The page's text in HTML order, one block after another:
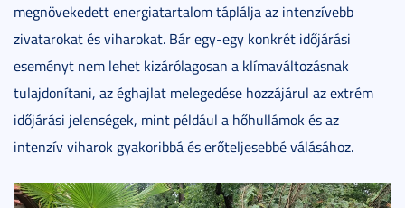
megnövekedett energiatartalom táplálja az intenzívebb
zivatarokat és viharokat. Bár egy-egy konkrét időjárási
eseményt nem lehet kizárólagosan a klímaváltozásnak
tulajdonítani, az éghajlat melegedése hozzájárul az extrém
időjárási jelenségek, mint például a hőhullámok és az
intenzív viharok gyakoribbá és erőteljesebbé válásához.